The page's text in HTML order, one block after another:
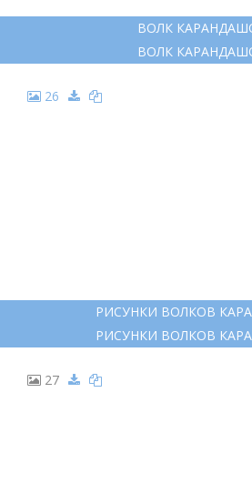
ВОЛК
ВОЛК
26
РИСУНКИ ВОЛКОВ
РИСУНКИ ВОЛКОВ
27